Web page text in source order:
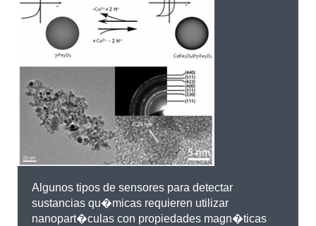
English Català
BUSCAR
Algunos tipos de sensores para detectar
sustancias qu�micas requieren utilizar
nanopart�culas con propiedades magn�ticas